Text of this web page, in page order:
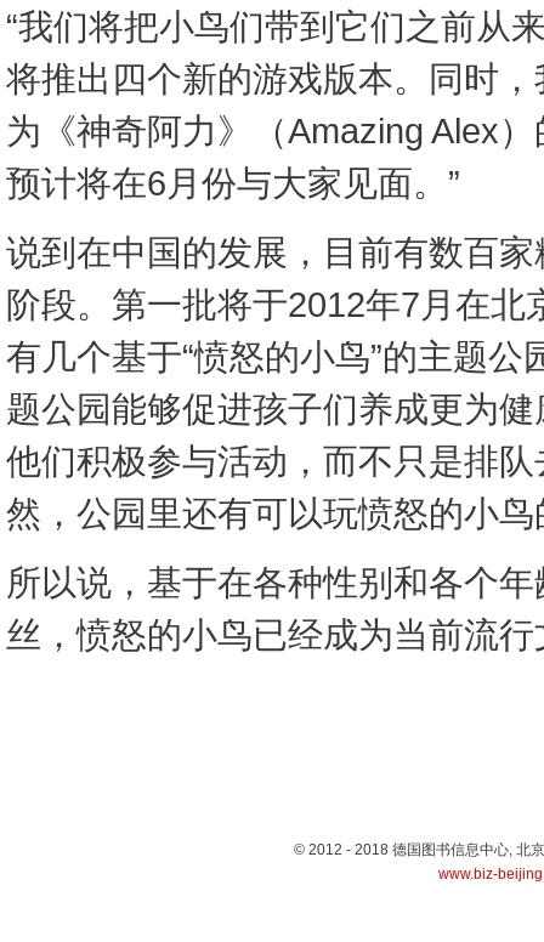
“我们将把小鸟们带到它们之前从
将推出四个新的游戏版本。同时
为《神奇阿力》（Amazing Alex
预计将在6月份与大家见面。”
说到在中国的发展，目前有数百
阶段。第一批将于2012年7月在北
有几个基于“愤怒的小鸟”的主题公
题公园能够促进孩子们养成更为
他们积极参与活动，而不只是排队
然，公园里还有可以玩愤怒的小
所以说，基于在各种性别和各个
丝，愤怒的小鸟已经成为当前流
© 2012 - 2018 德国图书信息中心, 北
www.biz-